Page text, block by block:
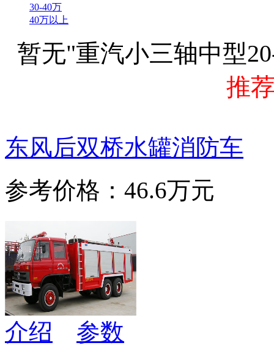
30-40万
40万以上
暂无"重汽小三轴中型
推
东风后双桥水罐消防车
参考价格：46.6万元
介绍
参数